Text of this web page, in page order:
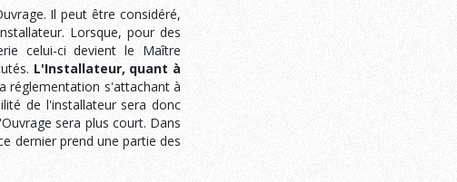
Il peut être considéré,
Lorsque, pour des
celui-ci devient le Maître
L'Installateur, quant à
réglementation s'attachant à
de l'installateur sera donc
sera plus court. Dans
dernier prend une partie des